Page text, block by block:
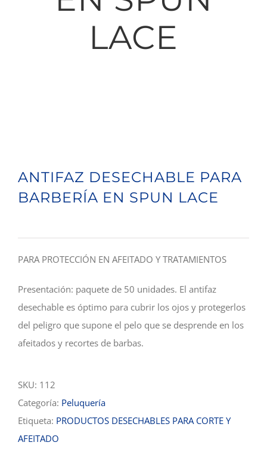
LACE
ANTIFAZ DESECHABLE PARA
BARBERÍA EN SPUN LACE
PARA PROTECCIÓN EN AFEITADO Y TRATAMIENTOS
Presentación: paquete de 50 unidades. El antifaz
desechable es óptimo para cubrir los ojos y protegerlos
del peligro que supone el pelo que se desprende en los
afeitados y recortes de barbas.
SKU: 112
Categoría: Peluquería
Etiqueta: PRODUCTOS DESECHABLES PARA CORTE Y
AFEITADO